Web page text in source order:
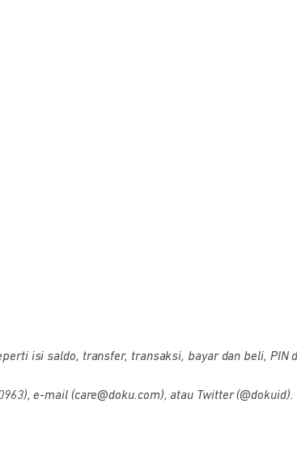
isi saldo, transfer, transaksi, bayar dan beli, PIN
e-mail (care@doku.com), atau Twitter (@dokuid).